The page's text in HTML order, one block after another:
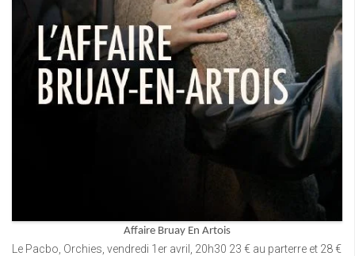
Affaire Bruay En Artois
Le Pacbo, Orchies, vendredi 1er avril, 20h30 23 € au parterre et 28 €